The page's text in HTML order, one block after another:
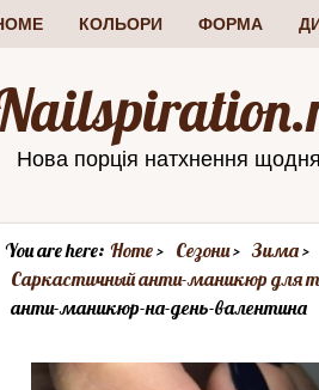
КОЛЬОРИ ФОРМА
Нова порція натхнення
You are here: Home Сезони
Зима
Саркастичный анти-маникюр для
анти-маникюр-на-день-валентина